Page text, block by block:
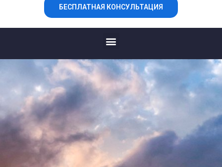
БЕСПЛАТНАЯ КОНСУЛЬТАЦИЯ